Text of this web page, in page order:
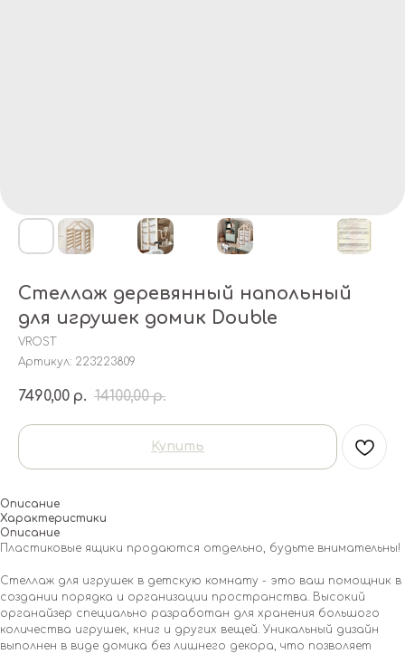
Стеллаж деревянный напольный
для игрушек домик Double
VROST
Артикул: 223223809
7490,00 р. 14100,00 р.
Купить
Описание
Характеристики
Описание
Пластиковые ящики продаются отдельно, будьте внимательны!
Стеллаж для игрушек в детскую комнату - это ваш помощник в
создании порядка и организации пространства. Высокий
органайзер специально разработан для хранения большого
количества игрушек, книг и других вещей. Уникальный дизайн
выполнен в виде домика без лишнего декора, что позволяет